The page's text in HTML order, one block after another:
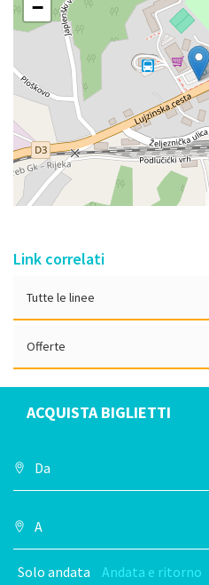
−
Link correlati
Tutte le linee
Offerte
ACQUISTA BIGLIETTI
Solo andata Andata e ritorno